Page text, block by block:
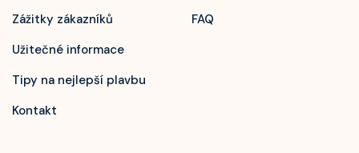
Zážitky zákazníků
Užitečné informace
Tipy na nejlepší plavbu
Kontakt
FAQ